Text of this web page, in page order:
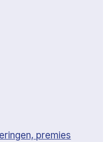
premies